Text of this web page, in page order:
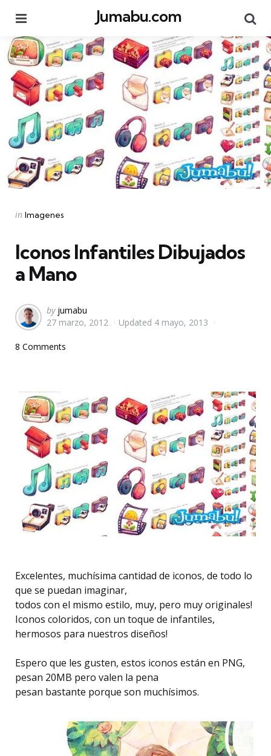
Jumabu.com
Categories
Posted
in Imagenes
Iconos Infantiles Dibujados
a Mano
Posted
by
by jumabu
27 marzo, 2012
Updated 4 mayo, 2013
8 Comments
Excelentes, muchísima cantidad de iconos, de todo lo
que se puedan imaginar,
todos con el mismo estilo, muy, pero muy originales!
Iconos coloridos, con un toque de infantiles,
hermosos para nuestros diseños!
Espero que les gusten, estos iconos están en PNG,
pesan 20MB pero valen la pena
pesan bastante porque son muchísimos.